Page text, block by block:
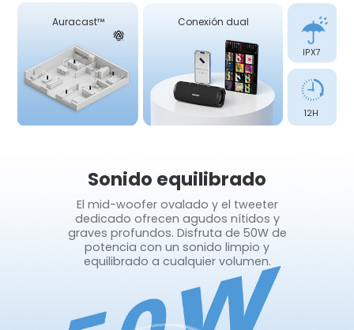
Auracast™
IPX7
12H
Conexión dual
Sonido equilibrado
El mid-woofer ovalado y el tweeter
dedicado ofrecen agudos nítidos y
graves profundos. Disfruta de 50W de
potencia con un sonido limpio y
equilibrado a cualquier volumen.